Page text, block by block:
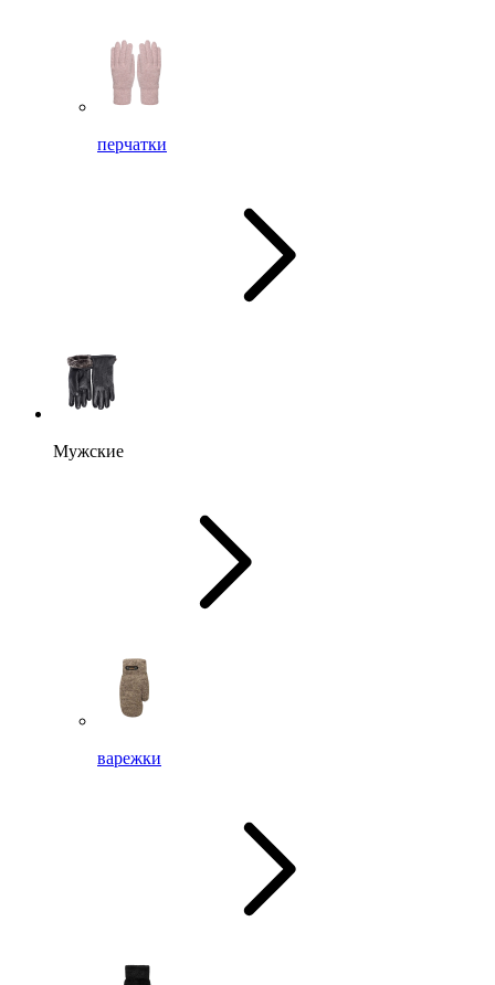
перчатки
Мужские
варежки